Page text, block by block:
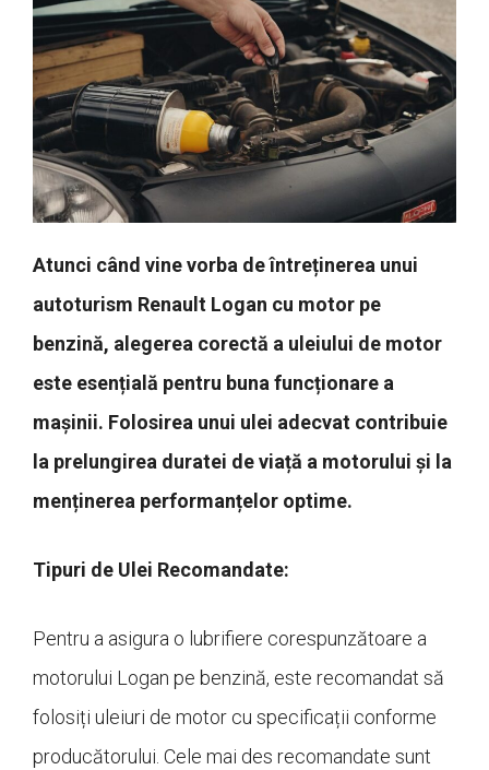
Atunci când vine vorba de întreținerea unui
autoturism Renault Logan cu motor pe
benzină, alegerea corectă a uleiului de motor
este esențială pentru buna funcționare a
mașinii. Folosirea unui ulei adecvat contribuie
la prelungirea duratei de viață a motorului și la
menținerea performanțelor optime.
Tipuri de Ulei Recomandate:
Pentru a asigura o lubrifiere corespunzătoare a
motorului Logan pe benzină, este recomandat să
folosiți uleiuri de motor cu specificații conforme
producătorului. Cele mai des recomandate sunt